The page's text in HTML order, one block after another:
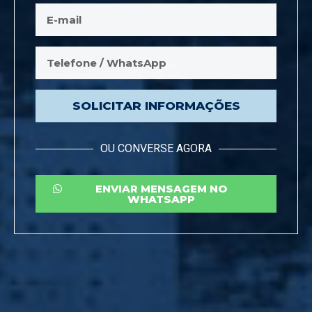
SOLICITAR INFORMAÇÕES
OU CONVERSE AGORA
ENVIAR MENSAGEM NO
WHATSAPP